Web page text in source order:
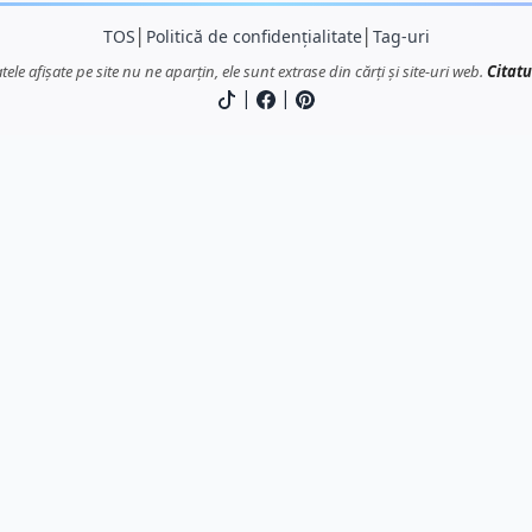
TOS Politică de confidențialitate│ Tag-uri
afișate pe site nu ne aparțin, ele sunt extrase din cărți și site-uri web.
| |